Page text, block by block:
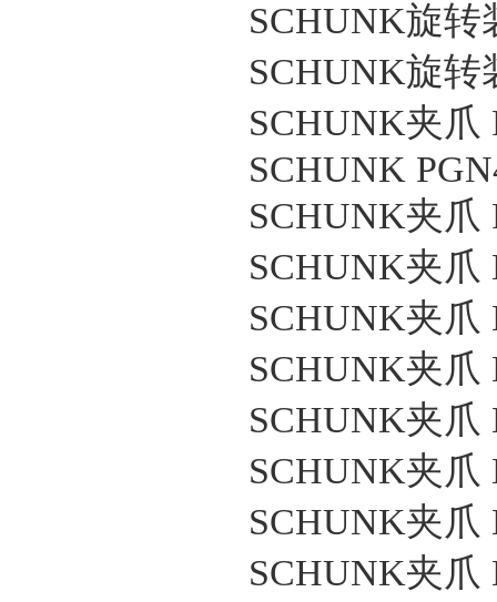
SCHUNK旋转
SCHUNK旋转
SCHUNK夹爪
SCHUNK
SCHUNK夹爪
SCHUNK夹爪
SCHUNK夹爪
SCHUNK夹爪
SCHUNK夹爪
SCHUNK夹爪
SCHUNK夹爪
SCHUNK夹爪